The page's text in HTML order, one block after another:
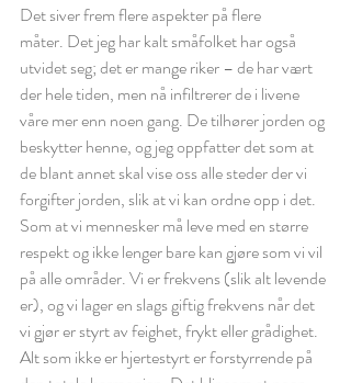
Det siver frem flere aspekter på flere
måter. Det jeg har kalt småfolket har også
utvidet seg; det er mange riker – de har vært
der hele tiden, men nå infiltrerer de i livene
våre mer enn noen gang. De tilhører jorden og
beskytter henne, og jeg oppfatter det som at
de blant annet skal vise oss alle steder der vi
forgifter jorden, slik at vi kan ordne opp i det.
Som at vi mennesker må leve med en større
respekt og ikke lenger bare kan gjøre som vi vil
på alle områder. Vi er frekvens (slik alt levende
er), og vi lager en slags giftig frekvens når det
vi gjør er styrt av feighet, frykt eller grådighet.
Alt som ikke er hjertestyrt er forstyrrende på